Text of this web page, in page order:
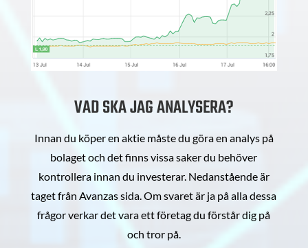
VAD SKA JAG ANALYSERA?
Innan du köper en aktie måste du göra en analys på
bolaget och det finns vissa saker du behöver
kontrollera innan du investerar. Nedanstående är
taget från Avanzas sida. Om svaret är ja på alla dessa
frågor verkar det vara ett företag du förstår dig på
och tror på.